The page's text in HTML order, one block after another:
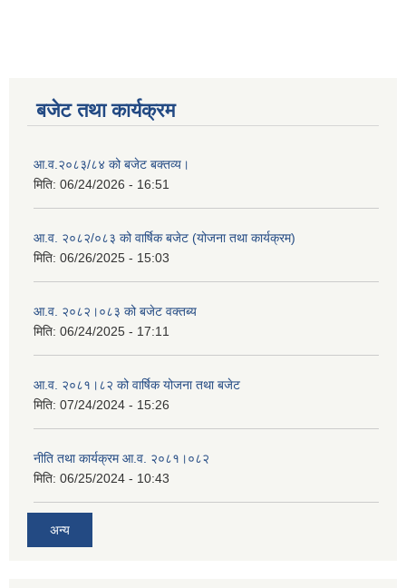
बजेट तथा कार्यक्रम
आ.व.२०८३/८४ को बजेट बक्तव्य।
मिति: 06/24/2026 - 16:51
आ.व. २०८२/०८३ को वार्षिक बजेट (योजना तथा कार्यक्रम)
मिति: 06/26/2025 - 15:03
आ.व. २०८२।०८३ को बजेट वक्तब्य
मिति: 06/24/2025 - 17:11
आ.व. २०८१।८२ को वार्षिक योजना तथा बजेट
मिति: 07/24/2024 - 15:26
नीति तथा कार्यक्रम आ.व. २०८१।०८२
मिति: 06/25/2024 - 10:43
अन्य